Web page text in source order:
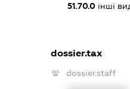
51.70.0інші
dossier.tax
dossier.staff